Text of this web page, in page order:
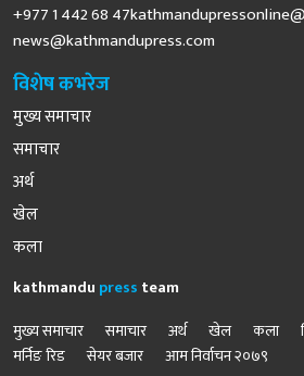
+977 1 442 68
news@kathmandupress.com
विशेष कभरेज
मुख्य समाचार
समाचार
अर्थ
खेल
कला
kathmandu press team
मुख्य समाचार
समाचार अर्थ खेल कला
मर्निङ रिड
सेयर बजार आम निर्वाचन २०७९